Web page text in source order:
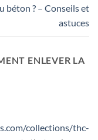
béton ? – Conseils et
astuces
ENLEVER LA
collections/thc-